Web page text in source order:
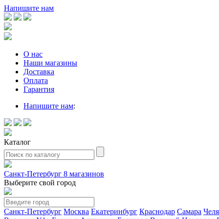
Напишите нам
О нас
Наши магазины
Доставка
Оплата
Гарантия
Напишите нам:
Каталог
Санкт-Петербург 8 магазинов
Выберите свой город
Санкт-Петербург Москва Екатеринбург Краснодар Самара